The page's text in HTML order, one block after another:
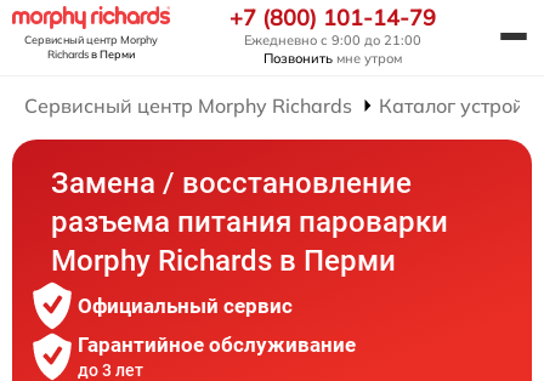
Сервисный центр Morphy
Richardsв Перми
+7 (800) 101-14-79
Ежедневно с 9:00 до 21:00
Позвонить мне утром
Сервисный центр Morphy Richards Каталог
Замена / восстановление
разъема питания пароварки
Morphy Richards в Перми
Официальный сервис
Гарантийное обслуживание
до 3 лет